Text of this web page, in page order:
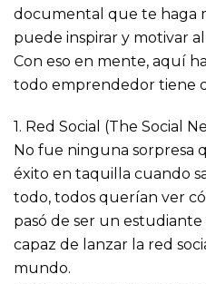
documental que te haga
puede inspirar y motivar
Con eso en mente, aquí
todo emprendedor tiene
1. Red Social (The Social
No fue ninguna sorpresa
éxito en taquilla cuando
todo, todos querían ver
pasó de ser un
capaz de lanzar la red
mundo.